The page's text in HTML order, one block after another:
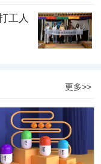
工人
更多>>